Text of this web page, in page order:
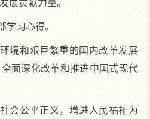
展贡献力量。
学习心得。
境和艰巨繁重的国内改革发展
面深化改革和推进中国式现代
会公平正义，增进人民福祉为